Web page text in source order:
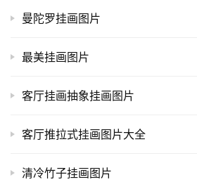
曼陀罗挂画图片
最美挂画图片
客厅挂画抽象挂画图片
客厅推拉式挂画图片大全
清冷竹子挂画图片